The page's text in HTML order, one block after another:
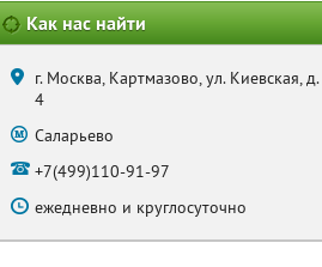
Как нас найти
г. Москва, Картмазово, ул. Киевская, д.
4
Саларьево
+7(499)110-91-97
ежедневно и круглосуточно